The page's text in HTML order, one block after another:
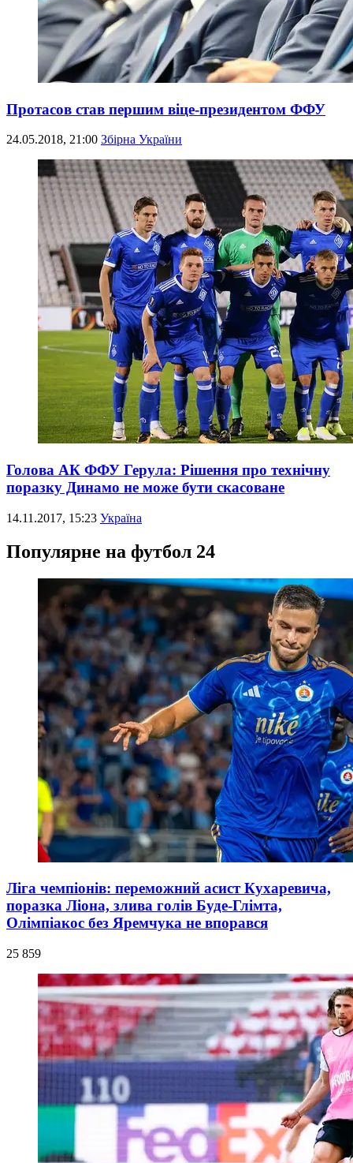
Протасов став першим віце-президентом ФФУ
24.05.2018, 21:00 Збірна України
Голова АК ФФУ Герула: Рішення про технічну
поразку Динамо не може бути скасоване
14.11.2017, 15:23 Україна
Популярне на футбол 24
Ліга чемпіонів: переможний асист Кухаревича,
поразка Ліона, злива голів Буде-Глімта,
Олімпіакос без Яремчука не впорався
25 859